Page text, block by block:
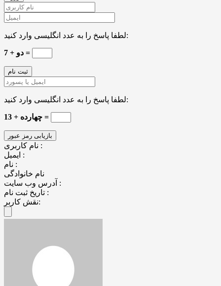
لطفا پاسخ را به عدد انگلیسی وارد کنید:
دو + 7 =
لطفا پاسخ را به عدد انگلیسی وارد کنید:
13 + چهارده =
نام کاربری :
ایمیل :
نام :
نام خانوادگی
آدرس وب سایت :
تاریخ ثبت نام :
نقش کاربر: